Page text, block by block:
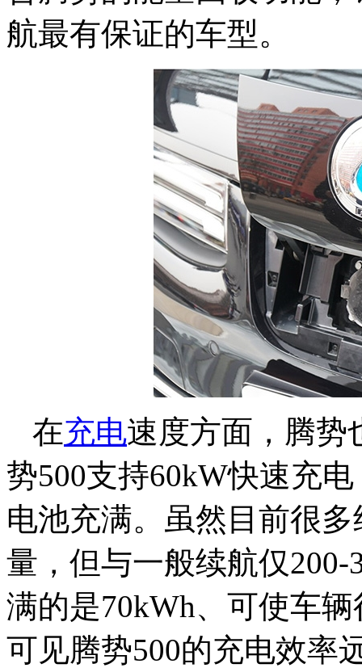
航最有保证的车型。
在充电速度方面，腾势
势500支持60kW快速充
电池充满。虽然目前很
量，但与一般续航仅200-
满的是70kWh、可使车
可见腾势500的充电效率